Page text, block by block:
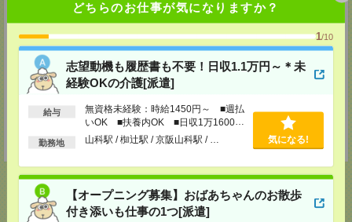
どちらのお仕事が気になりますか？
1/10
志望動機も履歴書も不要！日収1.1万円～＊未
経験OKの介護[派遣]
給与
無資格未経験：時給1450円～ ■週払
いOK ■扶養内OK ■日収1万1600円
以上
勤務地 山科駅 / 椥辻駅 / 京阪山科駅 / … 気になる!
【オープニング募集】おばあちゃんのお散歩
付き添いも仕事の1つ[派遣]
tenshoku@nikken-ts.jp
メディカルケア事業部 京都オフィス
京都府京都市下京区東塩小路町843番地2 日本生命京都ヤサカビル5F
TEL：0120-975-927
MAIL：tenshoku@nikken-ts.jp
担当：採用担当
登録交通費
★今ならご来社登録でQUOカード2000円分をプレゼント中★